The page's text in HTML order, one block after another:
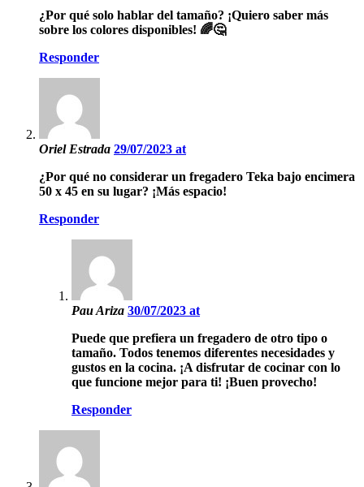
¿Por qué solo hablar del tamaño? ¡Quiero saber más
sobre los colores disponibles! 🌈🤔
Responder
Oriel Estrada 29/07/2023 at
¿Por qué no considerar un fregadero Teka bajo encimera
50 x 45 en su lugar? ¡Más espacio!
Responder
Pau Ariza 30/07/2023 at
Puede que prefiera un fregadero de otro tipo o
tamaño. Todos tenemos diferentes necesidades y
gustos en la cocina. ¡A disfrutar de cocinar con lo
que funcione mejor para ti! ¡Buen provecho!
Responder